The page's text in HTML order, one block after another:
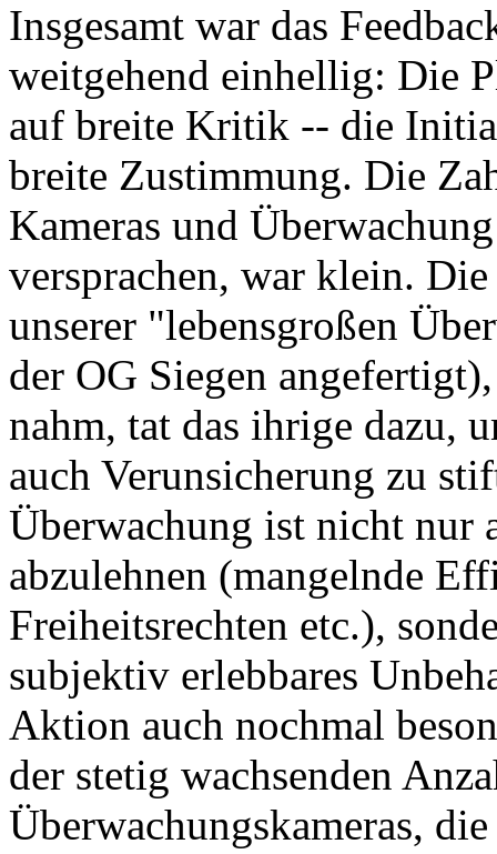
Insgesamt war das
weitgehend einhellig: Die
auf breite Kritik -- die
breite Zustimmung. Die
Kameras und
versprachen, war klein.
unserer "lebensgroßen
der OG Siegen
nahm, tat das ihrige dazu,
auch Verunsicherung zu
Überwachung ist nicht nur
abzulehnen (mangelnde
Freiheitsrechten etc.),
subjektiv erlebbares
Aktion auch nochmal
der stetig wachsenden
Überwachungskameras,